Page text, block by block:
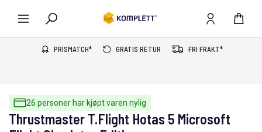
PRISMATCH* GRATIS RETUR FRI FRAKT*
26 personer har kjøpt varen nylig
Thrustmaster T.Flight Hotas 5 Microsoft